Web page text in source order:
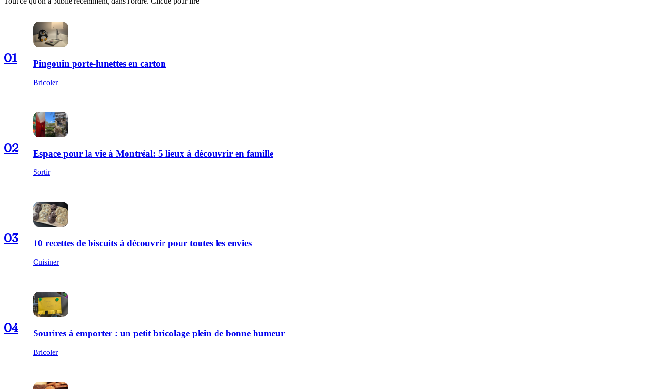
01 Pingouin porte-lunettes en carton
Bricoler
02 Espace pour la vie à Montréal: 5 lieux à découvrir en famille
Sortir
03 10 recettes de biscuits à découvrir pour toutes les envies
Cuisiner
04 Sourires à emporter : un petit bricolage plein de bonne humeur
Bricoler